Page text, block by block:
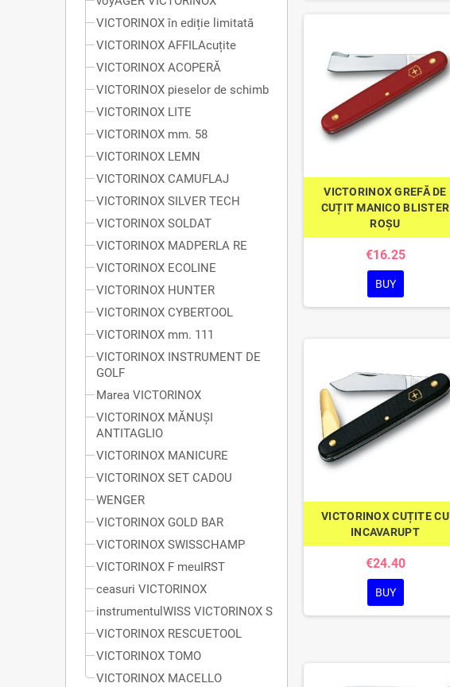
VICTORINOX în ediție limitată
VICTORINOX AFFILAcuțite
VICTORINOX ACOPERĂ
VICTORINOX pieselor de schimb
VICTORINOX LITE
VICTORINOX mm. 58
VICTORINOX LEMN
VICTORINOX CAMUFLAJ
VICTORINOX SILVER TECH
VICTORINOX SOLDAT
VICTORINOX MADPERLA RE
VICTORINOX ECOLINE
VICTORINOX HUNTER
VICTORINOX CYBERTOOL
VICTORINOX mm. 111
VICTORINOX INSTRUMENT DE
GOLF
Marea VICTORINOX
VICTORINOX MĂNUȘI
ANTITAGLIO
VICTORINOX MANICURE
VICTORINOX SET CADOU
WENGER
VICTORINOX GOLD BAR
VICTORINOX SWISSCHAMP
VICTORINOX F meuIRST
ceasuri VICTORINOX
instrumentulWISS VICTORINOX S
VICTORINOX RESCUETOOL
VICTORINOX TOMO
VICTORINOX MACELLO
VICTORINOX GREFĂ DE
CUȚIT MANICO BLISTER
ROȘU
€16.25
BUY
VICTORINOX CUȚITE CU
INCAVARUPT
€24.40
BUY